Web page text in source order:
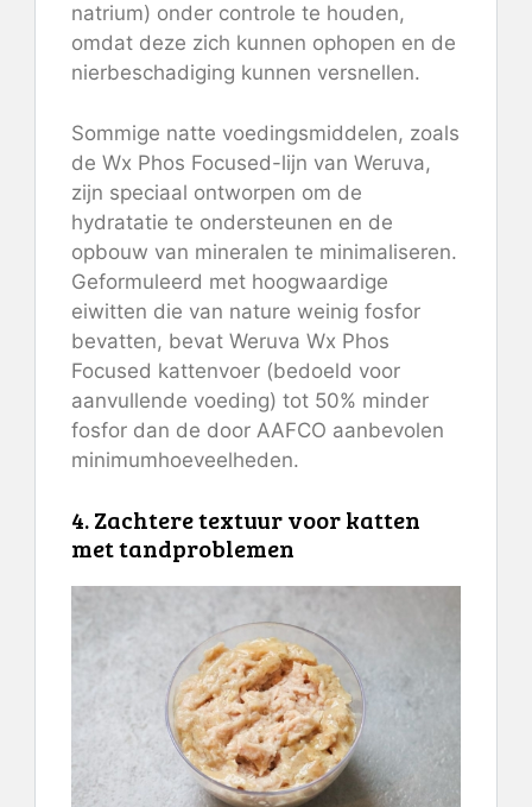
natrium) onder controle te houden,
omdat deze zich kunnen ophopen en de
nierbeschadiging kunnen versnellen.
Sommige natte voedingsmiddelen, zoals
de Wx Phos Focused-lijn van Weruva,
zijn speciaal ontworpen om de
hydratatie te ondersteunen en de
opbouw van mineralen te minimaliseren.
Geformuleerd met hoogwaardige
eiwitten die van nature weinig fosfor
bevatten, bevat Weruva Wx Phos
Focused kattenvoer (bedoeld voor
aanvullende voeding) tot 50% minder
fosfor dan de door AAFCO aanbevolen
minimumhoeveelheden.
4. Zachtere textuur voor katten
met tandproblemen